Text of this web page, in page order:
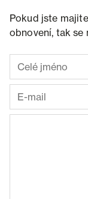
Pokud jste
obnovení, tak se